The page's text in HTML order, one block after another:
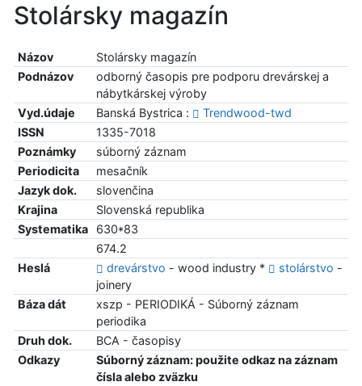
Stolársky magazín
Názov
Stolársky magazín
Podnázov
odborný časopis pre podporu drevárskej a
nábytkárskej výroby
Vyd.údaje
Banská Bystrica :
Trendwood-twd
ISSN
1335-7018
Poznámky
súborný záznam
Periodicita
mesačník
Jazyk dok.
slovenčina
Krajina
Slovenská republika
Systematika
630*83
674.2
Heslá
drevárstvo - wood industry * stolárstvo -
joinery
Báza dát
xszp - PERIODIKÁ - Súborný záznam
periodika
Druh dok.
BCA - časopisy
Odkazy
Súborný záznam: použite odkaz na záznam
čísla alebo zväzku